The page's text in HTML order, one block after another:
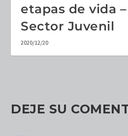
etapas de vida –
Sector Juvenil
2020/12/20
DEJE SU